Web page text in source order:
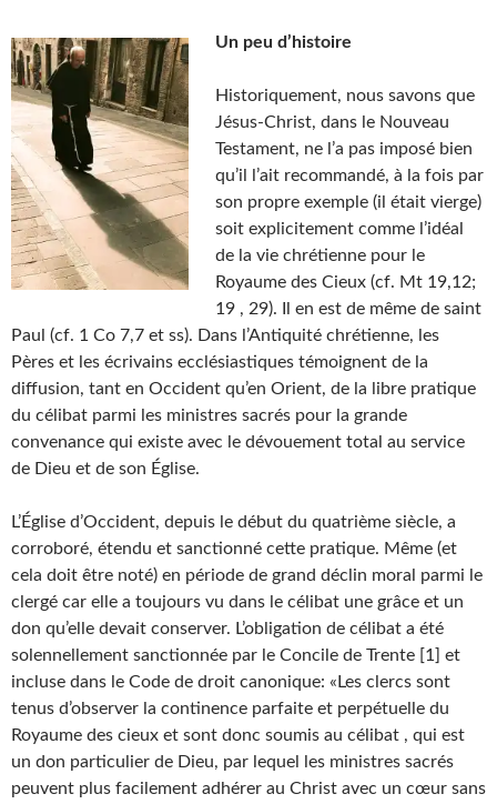
Un peu d’histoire
Historiquement, nous savons que
Jésus-Christ, dans le Nouveau
Testament, ne l’a pas imposé bien
qu’il l’ait recommandé, à la fois par
son propre exemple (il était vierge)
soit explicitement comme l’idéal
de la vie chrétienne pour le
Royaume des Cieux (cf. Mt 19,12;
19 , 29). Il en est de même de saint
Paul (cf. 1 Co 7,7 et ss). Dans l’Antiquité chrétienne, les
Pères et les écrivains ecclésiastiques témoignent de la
diffusion, tant en Occident qu’en Orient, de la libre pratique
du célibat parmi les ministres sacrés pour la grande
convenance qui existe avec le dévouement total au service
de Dieu et de son Église.
L’Église d’Occident, depuis le début du quatrième siècle, a
corroboré, étendu et sanctionné cette pratique. Même (et
cela doit être noté) en période de grand déclin moral parmi le
clergé car elle a toujours vu dans le célibat une grâce et un
don qu’elle devait conserver. L’obligation de célibat a été
solennellement sanctionnée par le Concile de Trente [1] et
incluse dans le Code de droit canonique: «Les clercs sont
tenus d’observer la continence parfaite et perpétuelle du
Royaume des cieux et sont donc soumis au célibat , qui est
un don particulier de Dieu, par lequel les ministres sacrés
peuvent plus facilement adhérer au Christ avec un cœur sans